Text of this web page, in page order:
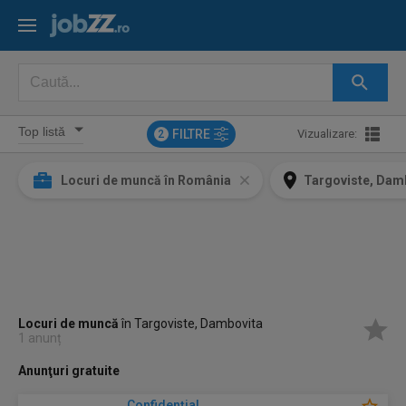
2 FILTRE Vizualizare:
Locuri de muncă în România Targoviste,
Locuri de muncăîn Targoviste, Dambovita
1 anunț
Anunţuri gratuite